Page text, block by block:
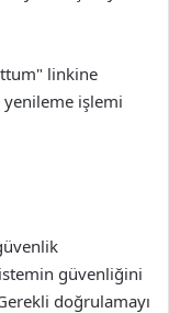
linkine
yenileme işlemi
güvenliğini
doğrulamayı